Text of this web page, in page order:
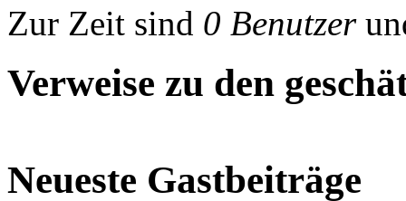
Zur Zeit sind 0 Benutzer
Verweise zu den
Neueste Gastbeiträge